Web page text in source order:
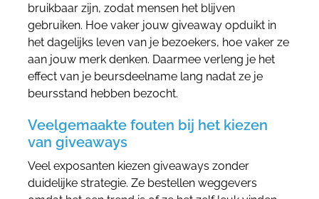
bruikbaar zijn, zodat mensen het blijven
gebruiken. Hoe vaker jouw giveaway opduikt in
het dagelijks leven van je bezoekers, hoe vaker ze
aan jouw merk denken. Daarmee verleng je het
effect van je beursdeelname lang nadat ze je
beursstand hebben bezocht.
Veelgemaakte fouten bij het kiezen
van giveaways
Veel exposanten kiezen giveaways zonder
duidelijke strategie. Ze bestellen weggevers